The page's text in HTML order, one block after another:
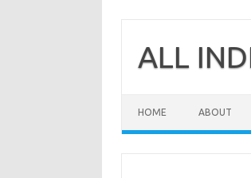
contentALL
HOME ABOUT